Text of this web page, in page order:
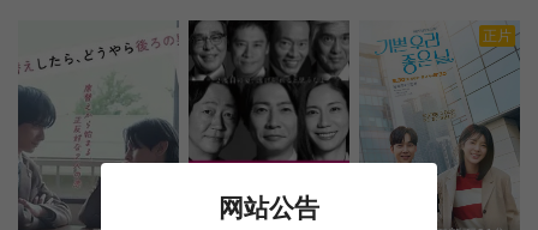
越强的执着，一段甜度爆表的恋爱喜剧由此展开。本剧改编自村山
犬的同名原著漫画。
正片
网站公告